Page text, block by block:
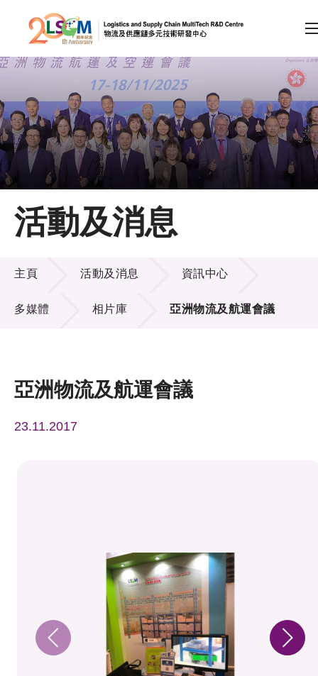
跳到內容（按回車鍵）
會員登入
A A EN 繁 简
主頁
關於LSCM
技術商品化
項目及資助計劃
活動及消息
活動及消息
活動及消息
主頁 活動及消息 資訊中心
多媒體 相片庫 亞洲物流及航運會議
亞洲物流及航運會議
23.11.2017